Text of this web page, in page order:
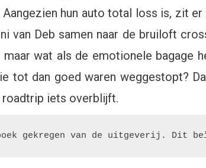
hun auto total loss is, zit
van Deb samen naar de bruiloft
maar wat als de emotionele bagage
tot dan goed waren weggestopt?
roadtrip iets overblijft.
gekregen van de uitgeverij. Dit